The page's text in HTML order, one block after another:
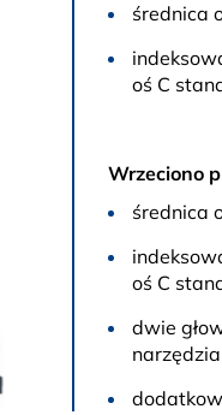
średnica
oś C
Wrzeciono
średnica
oś C
dwie